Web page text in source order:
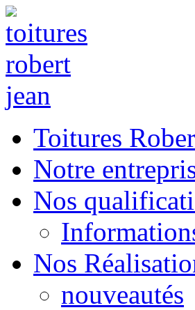
Toitures
Notre
Nos
Nos
nouveautés